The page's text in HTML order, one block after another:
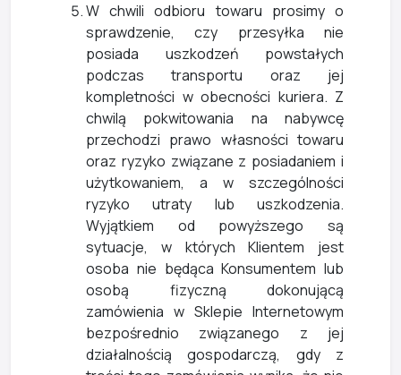
W chwili odbioru towaru prosimy o
sprawdzenie, czy przesyłka nie
posiada uszkodzeń powstałych
podczas transportu oraz jej
kompletności w obecności kuriera. Z
chwilą pokwitowania na nabywcę
przechodzi prawo własności towaru
oraz ryzyko związane z posiadaniem i
użytkowaniem, a w szczególności
ryzyko utraty lub uszkodzenia.
Wyjątkiem od powyższego są
sytuacje, w których Klientem jest
osoba nie będąca Konsumentem lub
osobą fizyczną dokonującą
zamówienia w Sklepie Internetowym
bezpośrednio związanego z jej
działalnością gospodarczą, gdy z